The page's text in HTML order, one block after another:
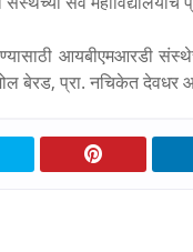
आयबीएमआरडी संस्थेचे
बेरड, प्रा. नचिकेत देवधर